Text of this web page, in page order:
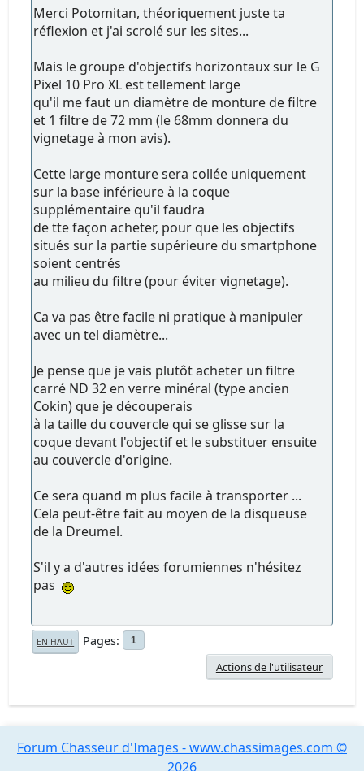
Merci Potomitan, théoriquement juste ta
réflexion et j'ai scrolé sur les sites...
Mais le groupe d'objectifs horizontaux sur le G
Pixel 10 Pro XL est tellement large
qu'il me faut un diamètre de monture de filtre
et 1 filtre de 72 mm (le 68mm donnera du
vignetage à mon avis).
Cette large monture sera collée uniquement
sur la base inférieure à la coque
supplémentaire qu'il faudra
de tte façon acheter, pour que les objectifs
situés sur la partie supérieure du smartphone
soient centrés
au milieu du filtre (pour éviter vignetage).
Ca va pas être facile ni pratique à manipuler
avec un tel diamètre...
Je pense que je vais plutôt acheter un filtre
carré ND 32 en verre minéral (type ancien
Cokin) que je découperais
à la taille du couvercle qui se glisse sur la
coque devant l'objectif et le substituer ensuite
au couvercle d'origine.
Ce sera quand m plus facile à transporter ...
Cela peut-être fait au moyen de la disqueuse
de la Dreumel.
S'il y a d'autres idées forumiennes n'hésitez
pas
EN HAUT Pages 1
Actions de l'utilisateur
Forum Chasseur d'Images - www.chassimages.com ©
2026